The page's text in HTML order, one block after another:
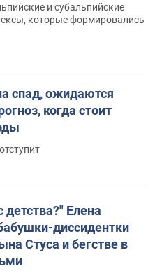
и субальпийские
которые формировались
спад, ожидаются
когда стоит
Елена
диссидентки
Стуса и бегстве в